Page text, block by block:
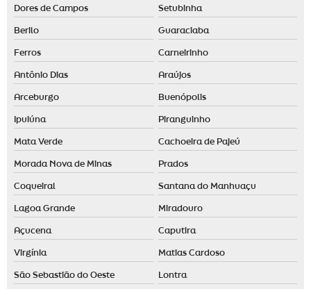
Dores de Campos Setubinha
Berilo Guaraciaba
Ferros Carneirinho
Antônio Dias Araújos
Arceburgo Buenópolis
Ipuiúna Piranguinho
Mata Verde Cachoeira de Pajeú
Morada Nova de Minas Prados
Coqueiral Santana do Manhuaçu
Lagoa Grande Miradouro
Açucena Caputira
Virgínia Matias Cardoso
São Sebastião do Oeste Lontra